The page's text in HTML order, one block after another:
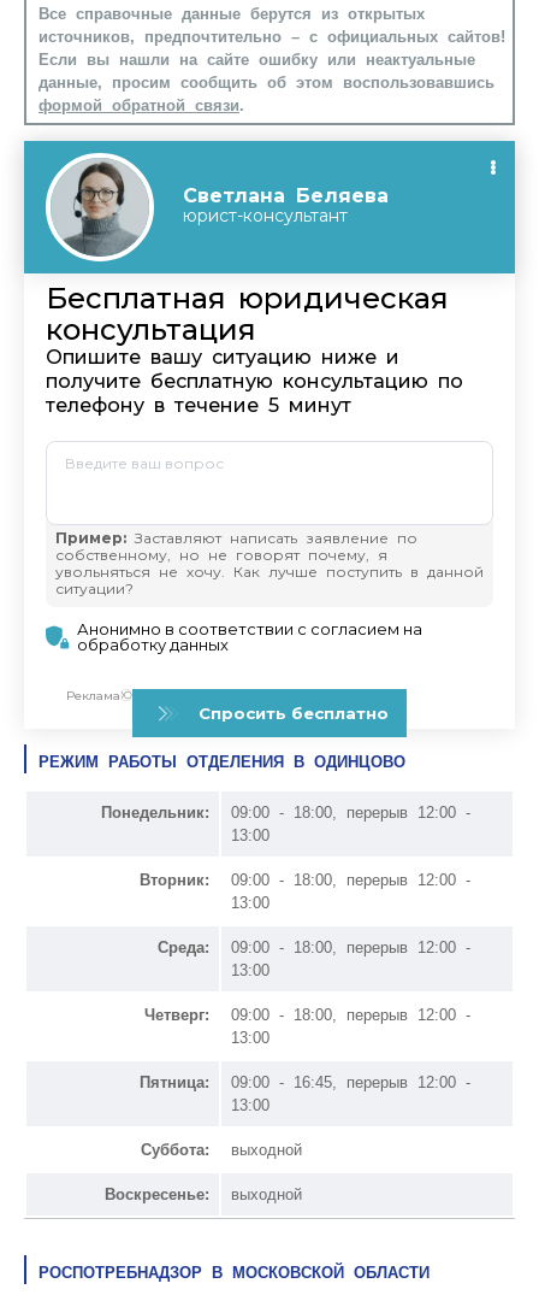
Все справочные данные берутся из открытых
источников, предпочтительно – с официальных сайтов!
Если вы нашли на сайте ошибку или неактуальные
данные, просим сообщить об этом воспользовавшись
формой обратной связи.
РЕЖИМ РАБОТЫ ОТДЕЛЕНИЯ В ОДИНЦОВО
Понедельник:
09:00 - 18:00, перерыв 12:00 -
13:00
Вторник:
09:00 - 18:00, перерыв 12:00 -
13:00
Среда:
09:00 - 18:00, перерыв 12:00 -
13:00
Четверг:
09:00 - 18:00, перерыв 12:00 -
13:00
Пятница:
09:00 - 16:45, перерыв 12:00 -
13:00
Суббота: выходной
Воскресенье: выходной
РОСПОТРЕБНАДЗОР В МОСКОВСКОЙ ОБЛАСТИ